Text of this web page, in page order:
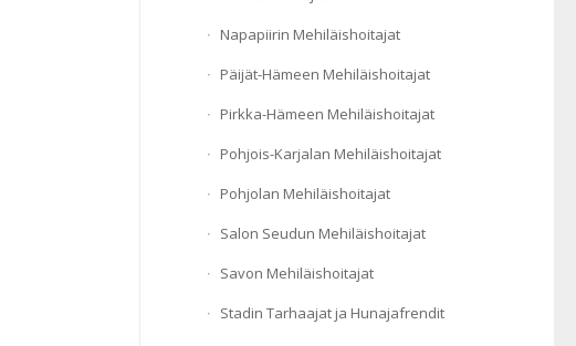
Napapiirin Mehiläishoitajat
Päijät-Hämeen Mehiläishoitajat
Pirkka-Hämeen Mehiläishoitajat
Pohjois-Karjalan Mehiläishoitajat
Pohjolan Mehiläishoitajat
Salon Seudun Mehiläishoitajat
Savon Mehiläishoitajat
Stadin Tarhaajat ja Hunajafrendit